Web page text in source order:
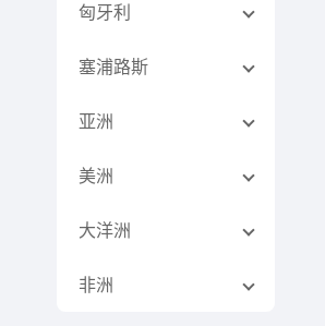
匈牙利
塞浦路斯
亚洲
美洲
大洋洲
非洲